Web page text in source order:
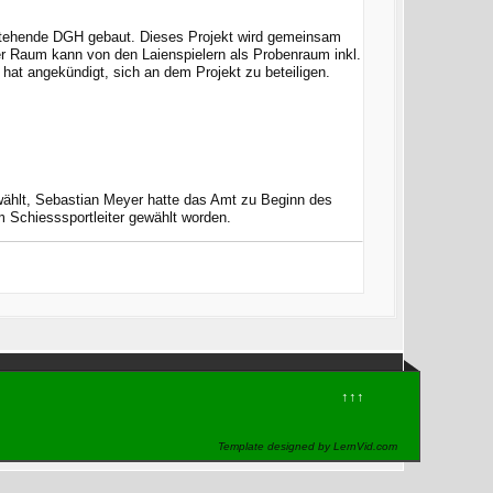
DGH gebaut. Dieses Projekt wird gemeinsam
kann von den Laienspielern als Probenraum inkl.
angekündigt, sich an dem Projekt zu beteiligen.
Sebastian Meyer hatte das Amt zu Beginn des
Schiesssportleiter gewählt worden.
↑↑↑
Template designed by LernVid.com